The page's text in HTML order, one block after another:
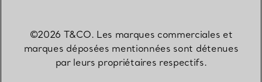
©2026 T&CO. Les marques commerciales et
marques déposées mentionnées sont détenues
par leurs propriétaires respectifs.